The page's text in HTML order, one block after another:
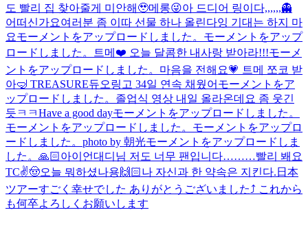
도 빨리 집 찾아줄게 미안해🥹메롱😜아 드디어 링이다,,,,,,👻
어떠신가요여러분 좀 이따 선물 하나 올린다잉 기대는 하지 마
요モーメントをアップロードしました。 モーメントをアップ
ロードしました。
트메❤️ 오늘 달콤한 내사랑 받아라!!!モーメ
ントをアップロードしました。 마음을 전해요💗 트메 쪼코 받
아🤿 TREASURE듀오링고 34일 연속 채웠어 モーメントをア
ップロードしました。 졸업식 영상 내일 올라온데요 좀 웃긴
듯ㅋㅋHave a good dayモーメントをアップロードしました。
モーメントをアップロードしました。 モーメントをアップロ
ードしました。 photo by 朝光モーメントをアップロードしま
した。 🙏🏻아이언대디님 저도 너무 팬입니다………빨리 봬요
TC✌️🤠오늘 뭐하셨나용 🙌🏻나 자신과 한 약속은 지킨다. 日本
ツアーすごく幸せでした ありがとうございました⤴︎ これから
も何卒よろしくお願いします